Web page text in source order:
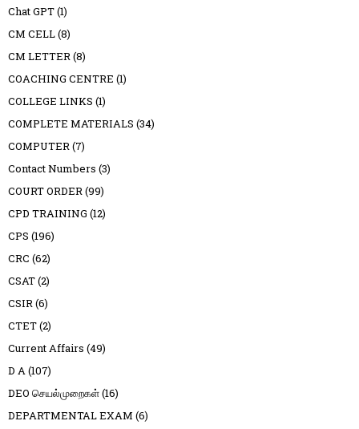
Chat GPT(1)
CM CELL(8)
CM LETTER(8)
COACHING CENTRE (1)
COLLEGE LINKS (1)
COMPLETE MATERIALS (34)
COMPUTER(7)
Contact Numbers (3)
COURT ORDER(99)
CPD TRAINING (12)
CPS (196)
CRC (62)
CSAT(2)
CSIR(6)
CTET(2)
Current Affairs (49)
D A(107)
DEO செயல்முறைகள்(16)
DEPARTMENTAL EXAM (6)